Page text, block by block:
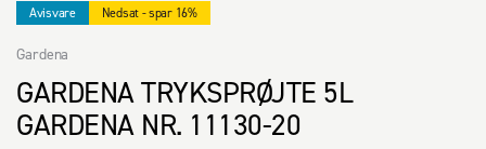
Avisvare Nedsat - spar 16%
GARDENA TRYKSPRØJTE 5L
GARDENA NR. 11130-20
Gardena